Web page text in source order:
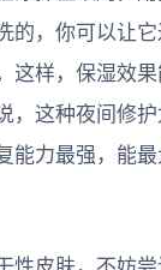
的，你可以让
这样，保湿效果
，这种夜间修
能力最强，能